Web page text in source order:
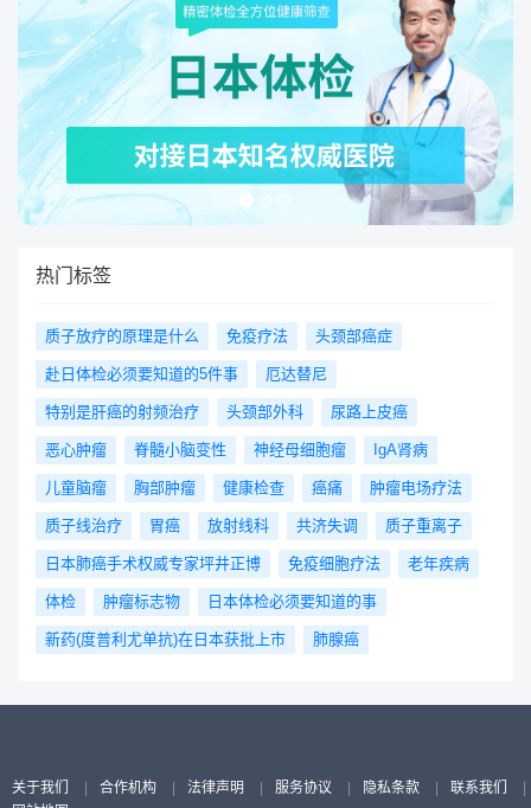
热门标签
质子放疗的原理是什么 免疫疗法 头颈部癌症
赴日体检必须要知道的5件事 厄达替尼
特别是肝癌的射频治疗 头颈部外科 尿路上皮癌
恶心肿瘤 脊髓小脑变性 神经母细胞瘤 IgA肾病
儿童脑瘤 胸部肿瘤 健康检查 癌痛 肿瘤电场疗法
质子线治疗 胃癌 放射线科 共济失调 质子重离子
日本肺癌手术权威专家坪井正博 免疫细胞疗法 老年疾病
体检 肿瘤标志物 日本体检必须要知道的事
新药(度普利尤单抗)在日本获批上市 肺腺癌
关于我们 合作机构 法律声明 服务协议 隐私条款 联系我们